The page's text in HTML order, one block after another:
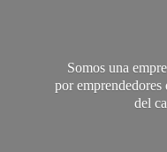
Somos una
por
del